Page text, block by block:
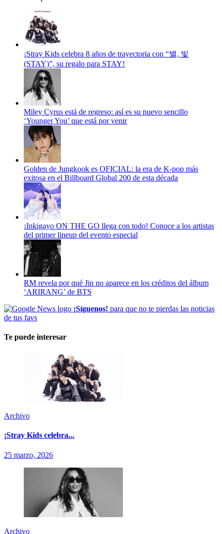
¡Stray Kids celebra 8 años de trayectoria con “별, 빛
(STAY)”, su regalo para STAY!
Miley Cyrus está de regreso: así es su nuevo sencillo
‘Younger You’ que está por venir
Golden de Jungkook es OFICIAL: la era de K-pop más
exitosa en el Billboard Global 200 de esta década
¡Inkigayo ON THE GO llega con todo! Conoce a los artistas
del primer lineup del evento especial
RM revela por qué Jin no aparece en los créditos del álbum
‘ARIRANG’ de BTS
¡Síguenos! para que no te pierdas las noticias
de tus favs
Te puede interesar
Archivo
¡Stray Kids celebra...
25 marzo, 2026
Archivo